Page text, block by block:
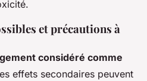
et précautions à
considéré comme
effets secondaires peuvent